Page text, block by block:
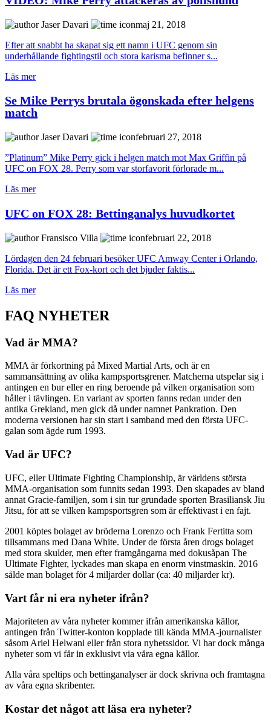
Jaser Davari
maj 21, 2018
Efter att snabbt ha skapat sig ett namn i UFC genom sin
underhållande fightingstil och stora karisma befinner s...
Läs mer
Se Mike Perrys brutala ögonskada efter helgens
match
Jaser Davari
februari 27, 2018
”Platinum” Mike Perry gick i helgen match mot Max Griffin på
UFC on FOX 28. Perry som var storfavorit förlorade m...
Läs mer
UFC on FOX 28: Bettinganalys huvudkortet
Fransisco Villa
februari 22, 2018
Lördagen den 24 februari besöker UFC Amway Center i Orlando,
Florida. Det är ett Fox-kort och det bjuder faktis...
Läs mer
FAQ NYHETER
Vad är MMA?
MMA är förkortning på Mixed Martial Arts, och är en
sammansättning av olika kampsportsgrener. Matcherna utspelar sig i
antingen en bur eller en ring beroende på vilken organisation som
håller i tävlingen. En variant av sporten fanns redan under den
antika Grekland, men gick då under namnet Pankration. Den
moderna versionen har sin start i samband med den första UFC-
galan som ägde rum 1993.
Vad är UFC?
UFC, eller Ultimate Fighting Championship, är världens största
MMA-organisation som funnits sedan 1993. Den skapades av bland
annat Gracie-familjen, som i sin tur grundade sporten Brasiliansk Jiu
Jitsu, för att se vilken kampsportsgren som är effektivast i en fajt.
2001 köptes bolaget av bröderna Lorenzo och Frank Fertitta som
tillsammans med Dana White. Under de första åren drogs bolaget
med stora skulder, men efter framgångarna med dokusåpan The
Ultimate Fighter, lyckades man skapa en enorm vinstmaskin. 2016
sålde man bolaget för 4 miljarder dollar (ca: 40 miljarder kr).
Vart får ni era nyheter ifrån?
Majoriteten av våra nyheter kommer ifrån amerikanska källor,
antingen från Twitter-konton kopplade till kända MMA-journalister
såsom Ariel Helwani eller från stora nyhetssidor. Vi har dock många
nyheter som vi får in exklusivt via våra egna källor.
Alla våra speltips och bettinganalyser är dock skrivna och framtagna
av våra egna skribenter.
Kostar det något att läsa era nyheter?